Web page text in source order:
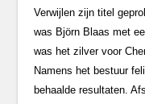
Verwijlen zijn titel
was Björn Blaas met
was het zilver voor
Namens het bestuur
behaalde resultaten.